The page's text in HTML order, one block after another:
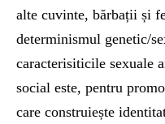
alte cuvinte, bărbații și
determinismul genetic/
caracterisiticile sexuale
social este, pentru
care construiește